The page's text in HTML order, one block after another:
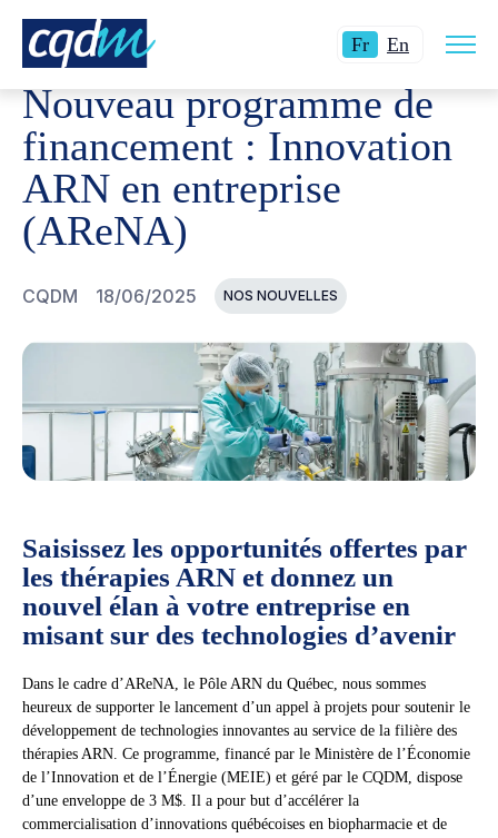
FrLangue
:
Français.
En Switch
to
English.
la
site
CQDM NOUVELLES ET ÉVÉNEMENTS NOUVEAU
Nouveau programme de
financement : Innovation
ARN en entreprise
(AReNA)
CQDM 18/06/2025 NOS NOUVELLES
Saisissez les opportunités offertes par
les thérapies ARN et donnez un
nouvel élan à votre entreprise en
misant sur des technologies d’avenir
Dans le cadre d’AReNA, le Pôle ARN du Québec, nous sommes
heureux de supporter le lancement d’un appel à projets pour soutenir le
développement de technologies innovantes au service de la filière des
thérapies ARN. Ce programme, financé par le Ministère de l’Économie
de l’Innovation et de l’Énergie (MEIE) et géré par le CQDM, dispose
d’une enveloppe de 3 M$. Il a pour but d’accélérer la
commercialisation d’innovations québécoises en biopharmacie et de